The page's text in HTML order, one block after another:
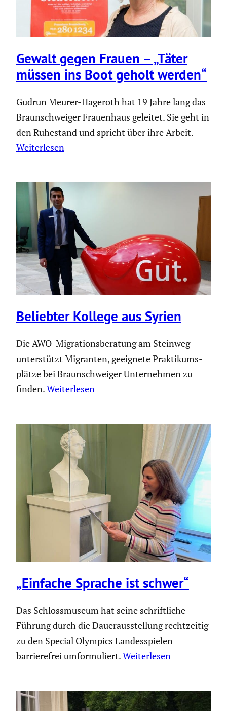
Gewalt gegen Frauen – „Täter
müssen ins Boot geholt werden“
Gudrun Meurer-Hageroth hat 19 Jahre lang das
Braunschweiger Frauenhaus geleitet. Sie geht in
den Ruhestand und spricht über ihre Arbeit.
Weiterlesen
Beliebter Kollege aus Syrien
Die AWO-Migra­ti­ons­be­ra­tung am Steinweg
unter­stützt Migranten, geeignete Prakti­kums­
plätze bei Braun­schweiger Unter­nehmen zu
finden.Weiterlesen
„Einfache Sprache ist schwer“
Das Schlossmuseum hat seine schriftliche
Führung durch die Dauerausstellung rechtzeitig
zu den Special Olympics Landesspielen
barrierefrei umformuliert.Weiterlesen